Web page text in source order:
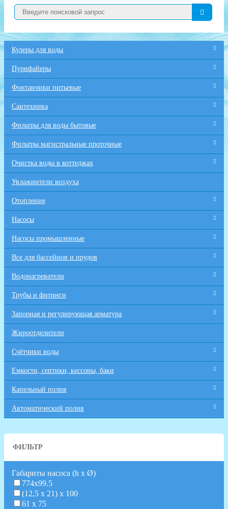
Кулеры для воды
Пурифайеры
Фонтанчики питьевые
Сантехника
Фильтры для воды бытовые
Фильтры магистральные проточные
Очистка воды в коттеджах
Увлажнители воздуха
Отопление
Насосы
Насосы промышленные
Все для бaссейнов и прудов
Водонагреватели
Трубы и фитинги
Запорная и регулирующая арматура
Жироотделители
Счётчики воды
Емкости, септики, кессоны, баки
Капельный полив
Автоматический полив
ФИЛЬТР
Габариты насоса (h х Ø)
774х99.5
(12,5 х 21) х 100
61 х 75